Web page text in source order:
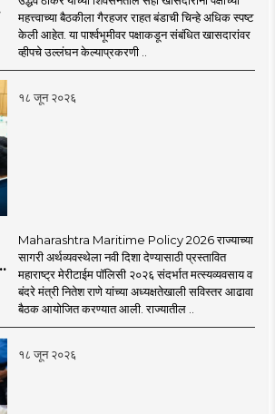
महत्त्वाच्या बैठकीला गैरहजर राहत बंडाची चिन्हे अधिक स्पष्ट
केली आहेत. या पार्श्वभूमीवर पक्षाकडून संबंधित खासदारांवर
व्हीपचे उल्लंघन केल्याप्रकरणी ..
१८ जून २०२६
Maharashtra Maritime Policy 2026 राज्याच्या
सागरी अर्थव्यवस्थेला नवी दिशा देण्यासाठी प्रस्तावित
महाराष्ट्र मेरीटाईम पॉलिसी २०२६ संदर्भात मत्स्यव्यवसाय व
बंदरे मंत्री नितेश राणे यांच्या अध्यक्षतेखाली सविस्तर आढावा
बैठक आयोजित करण्यात आली. राज्यातील ..
१८ जून २०२६